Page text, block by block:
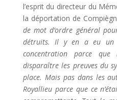
l’esprit du directeur du
la déportation de
de mot d’ordre général
détruits. Il y en a eu un
concentration parce
disparaître les preuves du
place. Mais pas dans les
Royallieu parce que ce